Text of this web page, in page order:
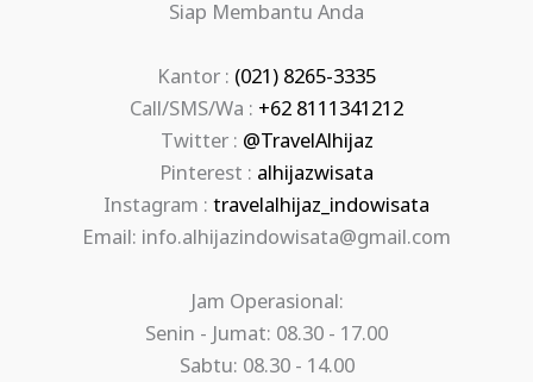
Siap Membantu Anda
Kantor : (021) 8265-3335
Call/SMS/Wa : +62 8111341212
Twitter : @TravelAlhijaz
Pinterest : alhijazwisata
Instagram : travelalhijaz_indowisata
Email: info.alhijazindowisata@gmail.com
Jam Operasional:
Senin - Jumat: 08.30 - 17.00
Sabtu: 08.30 - 14.00